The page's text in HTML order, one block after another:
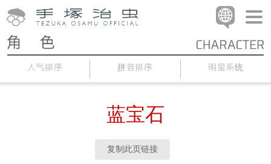
人气排序 拼音排序 明星系统
蓝宝石
复制此页链接